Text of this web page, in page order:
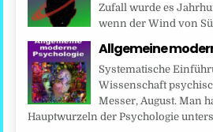
Zufall wurde es
wenn der Wind von
Allgemeine
Systematische
Wissenschaft
Messer, August. Man
Hauptwurzeln der Psychologie